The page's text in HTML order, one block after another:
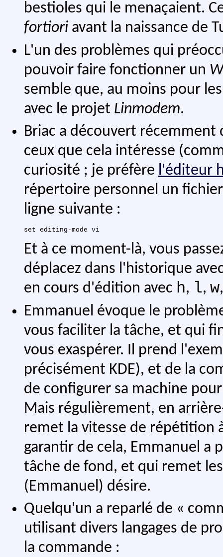
bestioles qui le menaçaient.
fortiori avant la naissance de
L'un des problèmes qui
pouvoir faire fonctionner un
semble que, au moins pour
avec le projet Linmodem.
Briac a découvert
ceux que cela intéresse
curiosité ; je préfère l'éditeur
répertoire personnel un
ligne suivante :
Et à ce moment-là, vous
déplacez dans l'historique
en cours d'édition avec h, l, w
Emmanuel évoque le
vous faciliter la tâche, et qui
vous exaspérer. Il prend
précisément KDE), et de la
de configurer sa machine
Mais régulièrement, en
remet la vitesse de répétition
garantir de cela, Emmanuel a
tâche de fond, et qui remet
(Emmanuel) désire.
Quelqu'un a reparlé de «
utilisant divers langages de
la commande :